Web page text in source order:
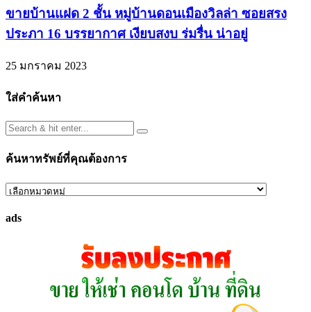
ขายบ้านแฝด 2 ชั้น หมู่บ้านดอนเมืองวิลล่า ซอยสรง
ประภา 16 บรรยากาศ เงียบสงบ ร่มรื่น น่าอยู่
25 มกราคม 2023
ใส่คำค้นหา
ค้นหาทรัพย์ที่คุณต้องการ
ค้นหา
ที่
ads